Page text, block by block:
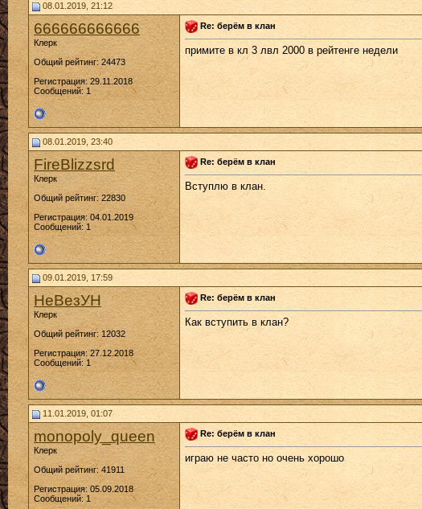
08.01.2019, 21:12
666666666666
Клерк
Общий рейтинг: 24473
Регистрация: 29.11.2018
Сообщений: 1
Re: берём в клан
примите в кл 3 лвл 2000 в рейтенге недели
08.01.2019, 23:40
FireBlizzsrd
Клерк
Общий рейтинг: 22830
Регистрация: 04.01.2019
Сообщений: 1
Re: берём в клан
Вступлю в клан.
09.01.2019, 17:59
НеВезУН
Клерк
Общий рейтинг: 12032
Регистрация: 27.12.2018
Сообщений: 1
Re: берём в клан
Как вступить в клан?
11.01.2019, 01:07
monopoly_queen
Клерк
Общий рейтинг: 41911
Регистрация: 05.09.2018
Сообщений: 1
Re: берём в клан
играю не часто но очень хорошо